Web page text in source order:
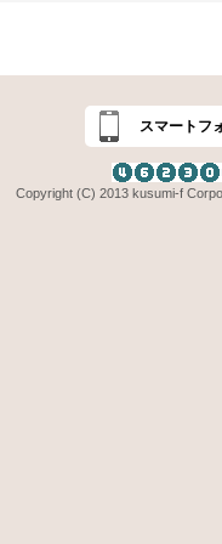
スマートフ
Copyright (C) 2013 kusumi-f